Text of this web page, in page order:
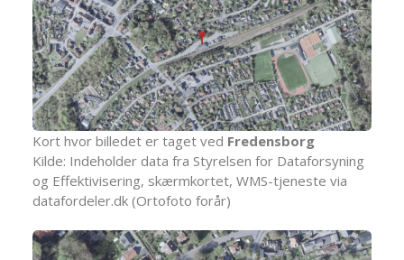
Kort hvor billedet er taget ved Fredensborg
Kilde: Indeholder data fra Styrelsen for Dataforsyning
og Effektivisering, skærmkortet, WMS-tjeneste via
datafordeler.dk (Ortofoto forår)